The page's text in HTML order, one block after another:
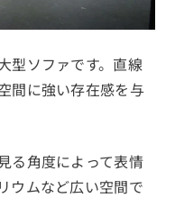
型ソファです。直線
間に強い存在感を与
る角度によって表情
ウムなど広い空間で